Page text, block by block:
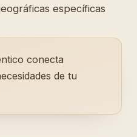
específicas
conecta
de tu